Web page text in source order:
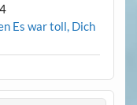
Es war toll, Dich